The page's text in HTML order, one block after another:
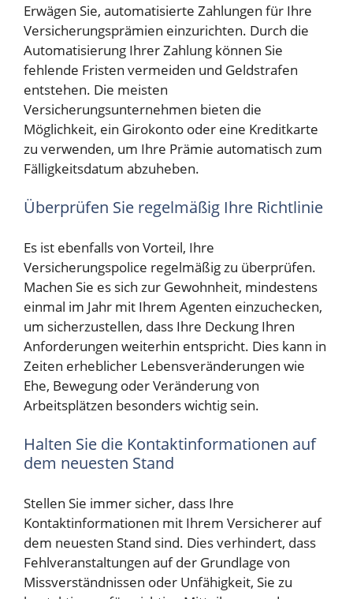
Erwägen Sie, automatisierte Zahlungen für Ihre
Versicherungsprämien einzurichten. Durch die
Automatisierung Ihrer Zahlung können Sie
fehlende Fristen vermeiden und Geldstrafen
entstehen. Die meisten
Versicherungsunternehmen bieten die
Möglichkeit, ein Girokonto oder eine Kreditkarte
zu verwenden, um Ihre Prämie automatisch zum
Fälligkeitsdatum abzuheben.
Überprüfen Sie regelmäßig Ihre Richtlinie
Es ist ebenfalls von Vorteil, Ihre
Versicherungspolice regelmäßig zu überprüfen.
Machen Sie es sich zur Gewohnheit, mindestens
einmal im Jahr mit Ihrem Agenten einzuchecken,
um sicherzustellen, dass Ihre Deckung Ihren
Anforderungen weiterhin entspricht. Dies kann in
Zeiten erheblicher Lebensveränderungen wie
Ehe, Bewegung oder Veränderung von
Arbeitsplätzen besonders wichtig sein.
Halten Sie die Kontaktinformationen auf
dem neuesten Stand
Stellen Sie immer sicher, dass Ihre
Kontaktinformationen mit Ihrem Versicherer auf
dem neuesten Stand sind. Dies verhindert, dass
Fehlveranstaltungen auf der Grundlage von
Missverständnissen oder Unfähigkeit, Sie zu